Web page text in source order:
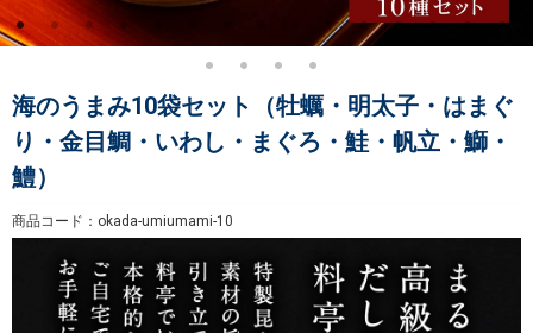
海のうまみ10袋セット（牡蠣・明太子・はまぐ
り・金目鯛・いわし・まぐろ・鮭・帆立・鰤・
鱧）
商品コード：okada-umiumami-10